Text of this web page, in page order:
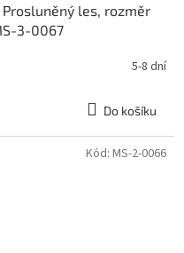
les, rozměr
3-0067
5-8 dní
Do košíku
Kód: MS-2-0066